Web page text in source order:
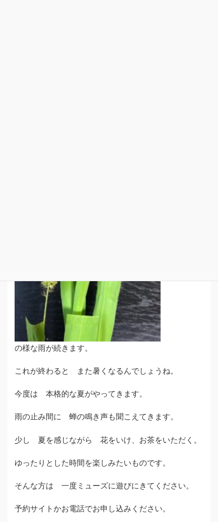
の様な雨が続きます。
これが終わると また暑くなるんでしょうね。
今度は 本格的な夏がやってきます。
雨の止み間に 蝉の鳴き声も聞こえてきます。
少し 夏を感じながら 花をいけ、お茶をいただく。
ゆったりとした時間を楽しみたいものです。
そんな方は 一度ミューズに遊びにきてください。
予約サイトかお電話でお申し込みください。